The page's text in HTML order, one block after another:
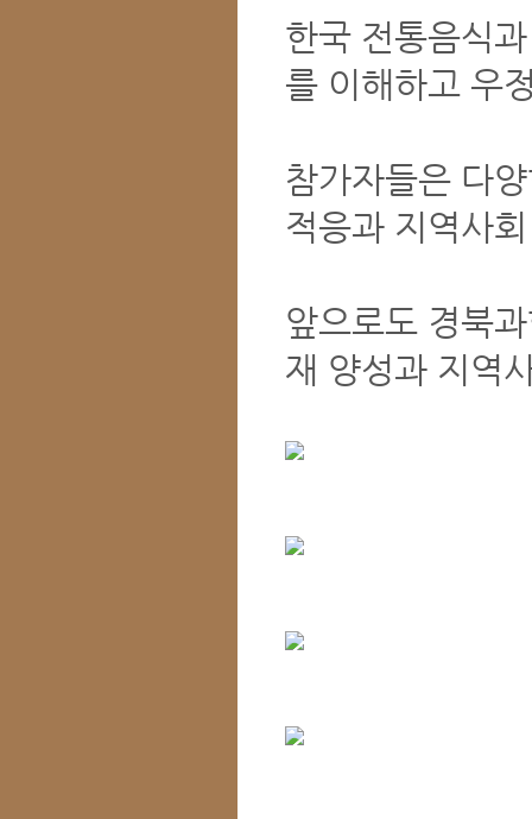
한국 전통음식
를 이해하고 우
참가자들은 다
적응과 지역사
앞으로도 경북
재 양성과 지역